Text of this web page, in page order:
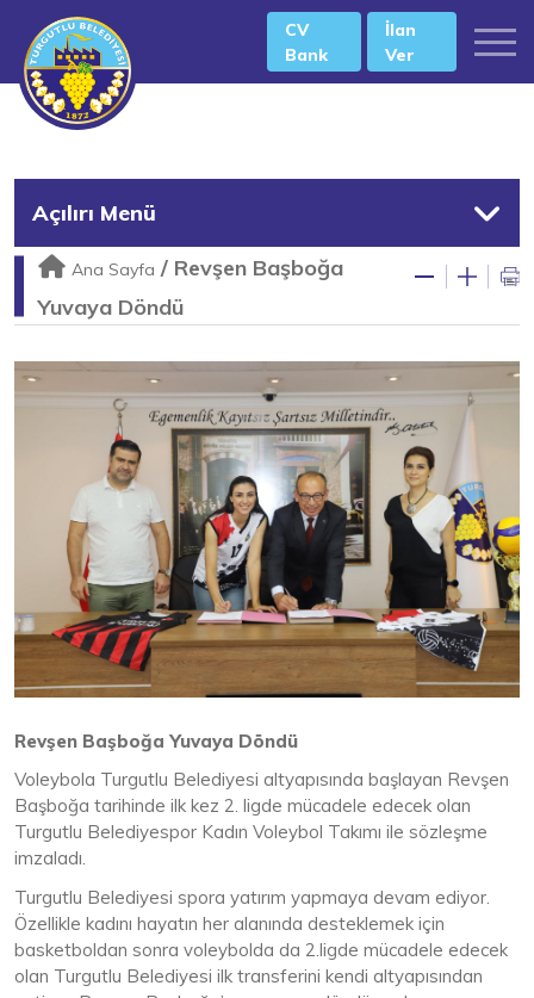
CV
Bank
İlan
Ver
Açılırı Menü
Ana Sayfa / Revşen Başboğa
Yuvaya Döndü
Revşen Başboğa Yuvaya Döndü
Voleybola Turgutlu Belediyesi altyapısında başlayan Revşen
Başboğa tarihinde ilk kez 2. ligde mücadele edecek olan
Turgutlu Belediyespor Kadın Voleybol Takımı ile sözleşme
imzaladı.
Turgutlu Belediyesi spora yatırım yapmaya devam ediyor.
Özellikle kadını hayatın her alanında desteklemek için
basketboldan sonra voleybolda da 2.ligde mücadele edecek
olan Turgutlu Belediyesi ilk transferini kendi altyapısından